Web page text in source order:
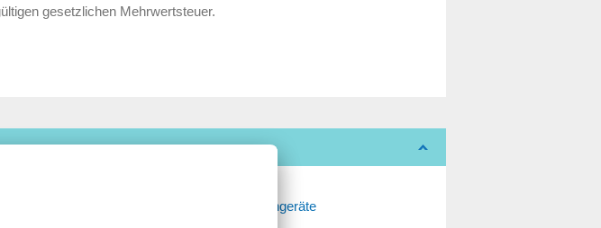
gesetzlichen Mehrwertsteuer.
Fernsehgeräte